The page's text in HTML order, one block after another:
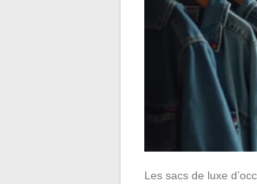
Les sacs de luxe